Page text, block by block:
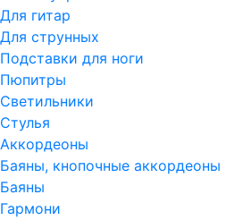
Для гитар
Для струнных
Подставки для ноги
Пюпитры
Светильники
Стулья
Аккордеоны
Баяны, кнопочные аккордеоны
Баяны
Гармони